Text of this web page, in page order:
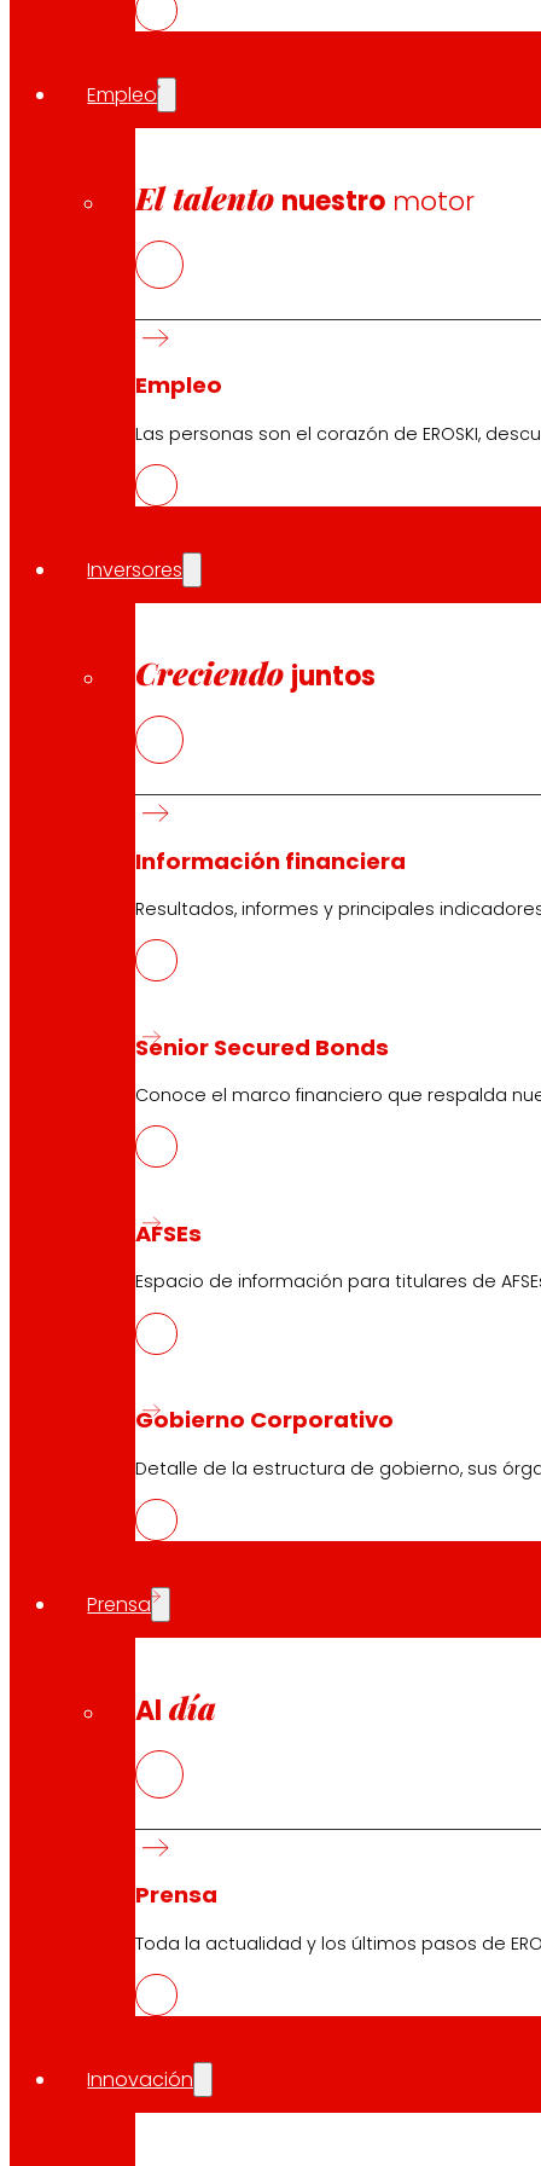
Empleo
El talento nuestro motor
Empleo
Las personas son el corazón de EROSKI,
Inversores
Creciendo juntos
Información financiera
Resultados, informes y principales
Senior Secured Bonds
Conoce el marco financiero que respalda
AFSEs
Espacio de información para titulares de
Gobierno Corporativo
Detalle de la estructura de gobierno, sus
Prensa
Al día
Prensa
Toda la actualidad y los últimos pasos de
Innovación
en sus tiendas, sino que es donado a organizaciones
en alcanzar el‘Desperdicio Cero’en toda su red de